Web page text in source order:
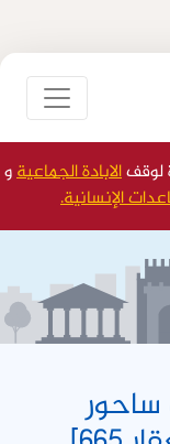
لوقفالابادة الجماعيةو
الإنسانية.